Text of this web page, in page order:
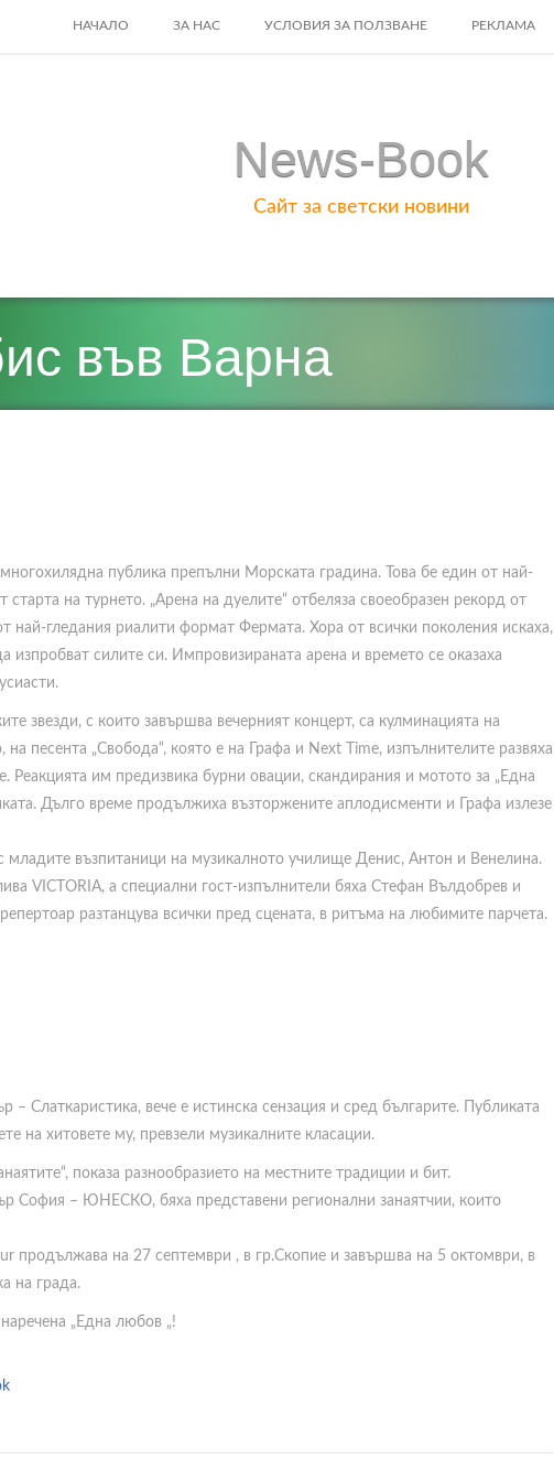
SKIP
НАЧАЛО ЗА НАС УСЛОВИЯ ЗА ПОЛЗВАНЕ РЕКЛАМА
News-Book
Сайт за светски новини
във Варна
публика препълни Морската градина. Това бе един от най-
на турнето. „Арена на дуелите“ отбеляза своеобразен рекорд от
най-гледания риалити формат Фермата. Хора от всички поколения искаха,
изпробват силите си. Импровизираната арена и времето се оказаха
звезди, с които завършва вечерният концерт, са кулминацията на
песента „Свобода“, която е на Графа и Next Time, изпълнителите развяха
Реакцията им предизвика бурни овации, скандирания и мотото за „Една
Дълго време продължиха възторжените аплодисменти и Графа излезе
младите възпитаници на музикалното училище Денис, Антон и Венелина.
VICTORIA, а специални гост-изпълнители бяха Стефан Вълдобрев и
разтанцува всички пред сцената, в ритъма на любимите парчета.
– Слаткаристика, вече е истинска сензация и сред българите. Публиката
на хитовете му, превзели музикалните класации.
показа разнообразието на местните традиции и бит.
София – ЮНЕСКО, бяха представени регионални занаятчии, които
продължава на 27 септември , в гр.Скопие и завършва на 5 октомври, в
на града.
„Една любов „!